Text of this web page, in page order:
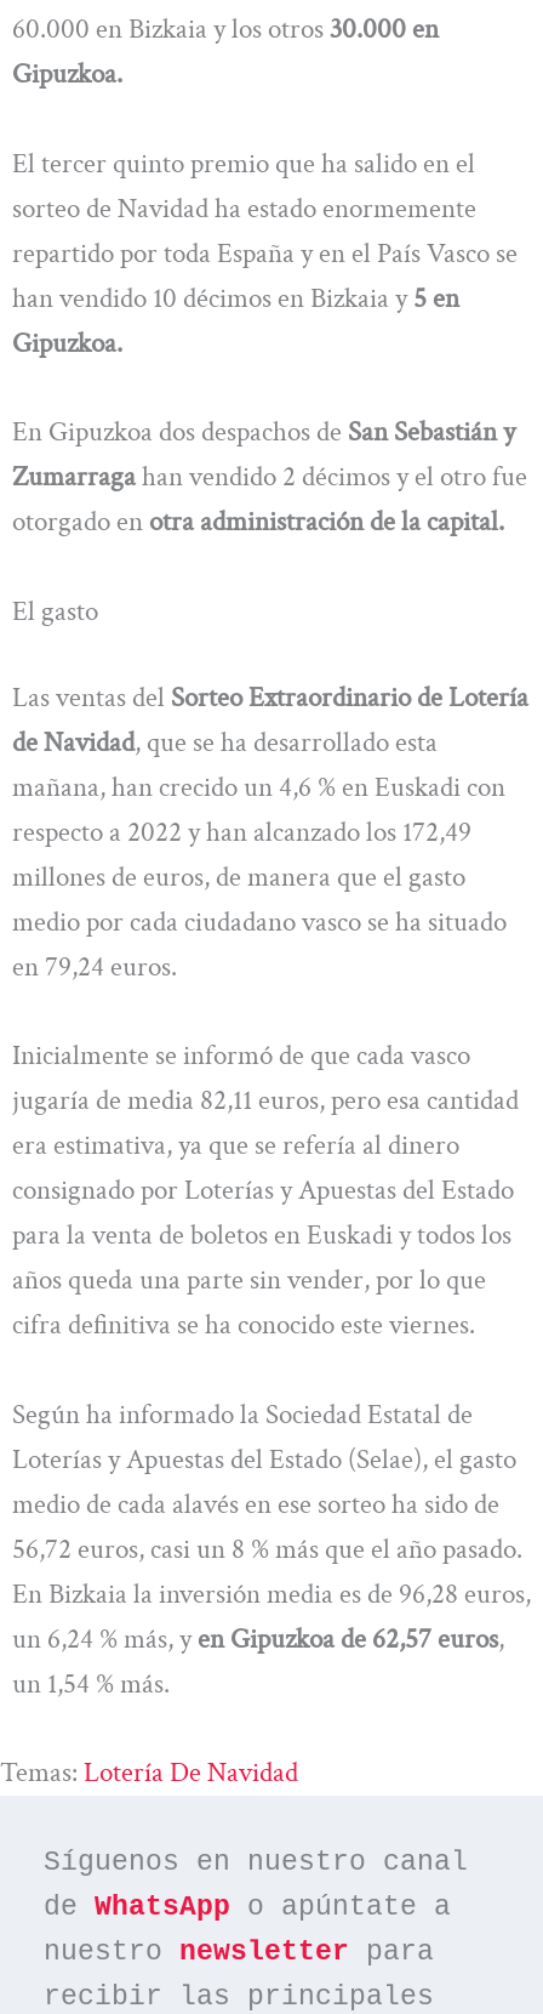
60.000 en Bizkaia y los otros30.000 en
Gipuzkoa.
El tercer quinto premio que ha salido en el
sorteo de Navidad ha estado enormemente
repartido por toda España y en el País Vasco se
han vendido 10 décimos en Bizkaia y5 en
Gipuzkoa.
En Gipuzkoa dos despachos de San Sebastián y
Zumarragahan vendido 2 décimos y el otro fue
otorgado en otra administración de la capital.
El gasto
Las ventas del Sorteo Extraordinario de Lotería
de Navidad, que se ha desarrollado esta
mañana, han crecido un 4,6 % en Euskadi con
respecto a 2022 y han alcanzado los 172,49
millones de euros, de manera que el gasto
medio por cada ciudadano vasco se ha situado
en 79,24 euros.
Inicialmente se informó de que cada vasco
jugaría de media 82,11 euros, pero esa cantidad
era estimativa, ya que se refería al dinero
consignado por Loterías y Apuestas del Estado
para la venta de boletos en Euskadi y todos los
años queda una parte sin vender, por lo que
cifra definitiva se ha conocido este viernes.
Según ha informado la Sociedad Estatal de
Loterías y Apuestas del Estado (Selae), el gasto
medio de cada alavés en ese sorteo ha sido de
56,72 euros, casi un 8 % más que el año pasado.
En Bizkaia la inversión media es de 96,28 euros,
un 6,24 % más, yen Gipuzkoa de 62,57 euros,
un 1,54 % más.
Temas: Lotería De Navidad
Síguenos en nuestro canal
de WhatsApp o apúntate a
nuestro newsletter para
recibir las principales